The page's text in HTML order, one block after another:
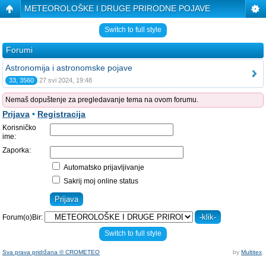
METEOROLOŠKE I DRUGE PRIRODNE POJAVE
Switch to full style
Forumi
Astronomija i astronomske pojave
33, 3560 27 svi 2024, 19:48
Nemaš dopuštenje za pregledavanje tema na ovom forumu.
Prijava • Registracija
Korisničko
ime:
Zaporka:
Automatsko prijavljivanje
Sakrij moj online status
Forum(o)Bir:
Switch to full style
Sva prava pridržana © CROMETEO by Multitex